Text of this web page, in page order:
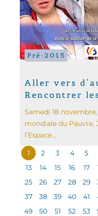
Pré-2015
Aller vers
Rencontrer
Samedi 18
mondiale du Pauvre,
l’Espace...
1 2 3 4 5
13
14 15 16 17
25
26 27 28 29
37
38 39 40 41
49
50 51 52 53